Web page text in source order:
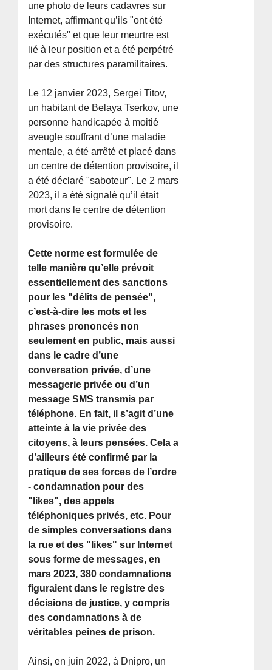
une photo de leurs cadavres sur
Internet, affirmant qu’ils "ont été
exécutés" et que leur meurtre est
lié à leur position et a été perpétré
par des structures paramilitaires.
Le 12 janvier 2023, Sergei Titov,
un habitant de Belaya Tserkov, une
personne handicapée à moitié
aveugle souffrant d’une maladie
mentale, a été arrêté et placé dans
un centre de détention provisoire, il
a été déclaré "saboteur". Le 2 mars
2023, il a été signalé qu’il était
mort dans le centre de détention
provisoire.
Cette norme est formulée de
telle manière qu’elle prévoit
essentiellement des sanctions
pour les "délits de pensée",
c’est-à-dire les mots et les
phrases prononcés non
seulement en public, mais aussi
dans le cadre d’une
conversation privée, d’une
messagerie privée ou d’un
message SMS transmis par
téléphone. En fait, il s’agit d’une
atteinte à la vie privée des
citoyens, à leurs pensées. Cela a
d’ailleurs été confirmé par la
pratique de ses forces de l’ordre
- condamnation pour des
"likes", des appels
téléphoniques privés, etc. Pour
de simples conversations dans
la rue et des "likes" sur Internet
sous forme de messages, en
mars 2023, 380 condamnations
figuraient dans le registre des
décisions de justice, y compris
des condamnations à de
véritables peines de prison.
Ainsi, en juin 2022, à Dnipro, un